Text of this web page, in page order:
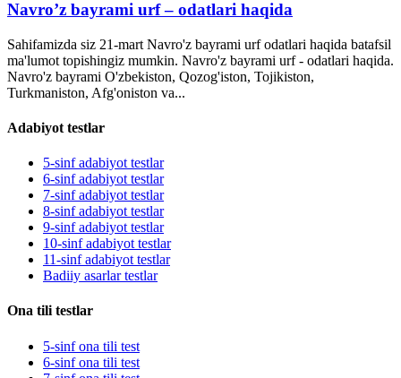
Navro’z bayrami urf – odatlari haqida
Sahifamizda siz 21-mart Navro'z bayrami urf odatlari haqida batafsil
ma'lumot topishingiz mumkin. Navro'z bayrami urf - odatlari haqida.
Navro'z bayrami O'zbekiston, Qozog'iston, Tojikiston,
Turkmaniston, Afg'oniston va...
Adabiyot testlar
5-sinf adabiyot testlar
6-sinf adabiyot testlar
7-sinf adabiyot testlar
8-sinf adabiyot testlar
9-sinf adabiyot testlar
10-sinf adabiyot testlar
11-sinf adabiyot testlar
Badiiy asarlar testlar
Ona tili testlar
5-sinf ona tili test
6-sinf ona tili test